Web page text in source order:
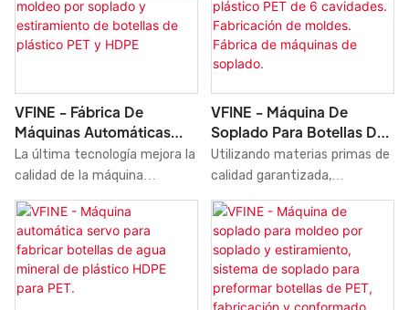
ya consolidada, y está
diseñada profesionalmente
para la producción de envases
totalmente automáticos para
tanques de botellas de agua
de plástico PET. Con las
anteriormente, el producto se
puede encontrar ampliamente
en el campo de las máquinas
de moldeo por soplado.
VFINE - Fábrica De
Máquinas Automáticas
Para El Moldeo Por
Soplado Y Estiramiento De
HDPE
La última tecnología mejora la
calidad de la máquina
automática de moldeo por
soplado y estiramiento para
botellas de plástico PET y
HDPE. Por lo tanto, el
producto ya se utiliza en una
VFINE - Máquina De
Soplado Para Botellas De
Plástico PET De 6
Cavidades. Fabricación De
Máquinas De Soplado.
Utilizando materias primas de
calidad garantizada,
tecnologías de punta y
maquinaria moderna,
aseguramos la fabricación
perfecta de botellas de
plástico PET de 6 cavidades
mediante moldeo por soplado.